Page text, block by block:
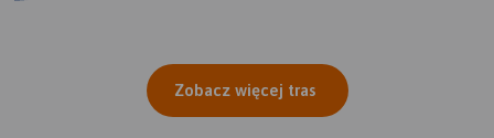
Zobacz więcej tras